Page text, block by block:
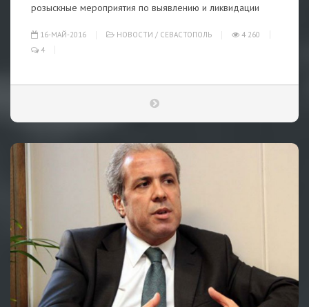
розыскные мероприятия по выявлению и ликвидации
16-МАЙ-2016 НОВОСТИ / СЕВАСТОПОЛЬ
4 260
4